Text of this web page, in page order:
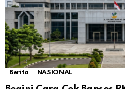
Berita NASIONAL